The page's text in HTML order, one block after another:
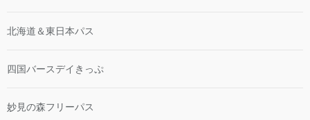
北海道＆東日本パス
四国バースデイきっぷ
妙見の森フリーパス